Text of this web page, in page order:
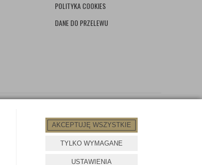
AKCEPTUJĘ WSZYSTKIE
TYLKO WYMAGANE
USTAWIENIA
POLITYKA COOKIES
DANE DO PRZELEWU
PROJEKT I OPROGRAMOWANIE SKLEPU: